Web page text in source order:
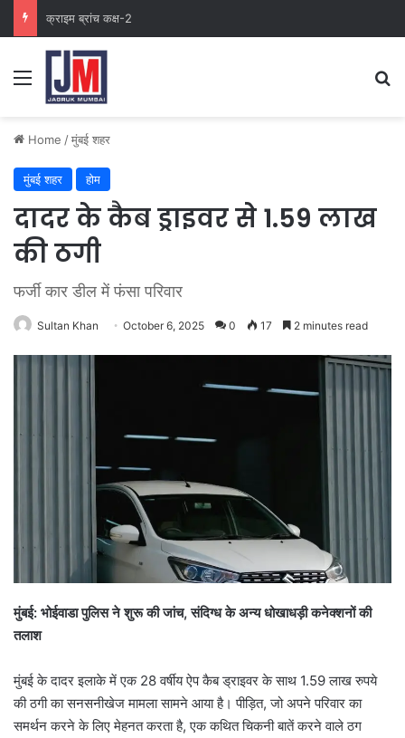
नवी मुंबई
Home /मुंबई शहर
मुंबई शहर होम
दादर के कैब ड्राइवर से 1.59 लाख
की ठगी
फर्जी कार डील में फंसा परिवार
Sultan Khan October 6, 2025 0 17 2 minutes read
मुंबई: भोईवाडा पुलिस ने शुरू की जांच, संदिग्ध के अन्य धोखाधड़ी कनेक्शनों की
तलाश
मुंबई के दादर इलाके में एक 28 वर्षीय ऐप कैब ड्राइवर के साथ 1.59 लाख रुपये
की ठगी का सनसनीखेज मामला सामने आया है। पीड़ित, जो अपने परिवार का
समर्थन करने के लिए मेहनत करता है, एक कथित चिकनी बातें करने वाले ठग